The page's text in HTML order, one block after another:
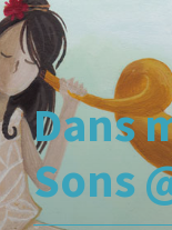
Dans
Sons